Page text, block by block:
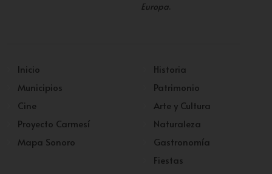
Europa.
Inicio
Municipios
Cine
Proyecto Carmesí
Mapa Sonoro
Historia
Patrimonio
Arte y Cultura
Naturaleza
Gastronomía
Fiestas